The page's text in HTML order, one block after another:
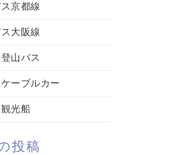
京都線
大阪線
山バス
ーブルカー
光船
投稿